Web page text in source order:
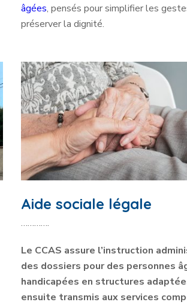
âgées, pensés pour simplifier les
préserver la dignité.
Aide sociale légale
………….
Le CCAS assure l’instruction
des dossiers pour des personnes
handicapées en structures
ensuite transmis aux services